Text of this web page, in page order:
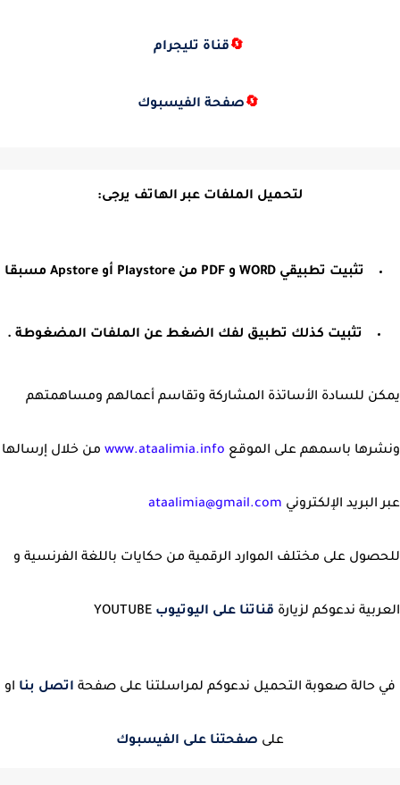
🔄قناة تليجرام
🔄صفحة الفيسبوك
لتحميل الملفات عبر الهاتف يرجى:
تثبيت تطبيقي WORD و PDF من Playstore أو Apstore مسبقا
تثبيت كذلك تطبيق لفك الضغط عن الملفات المضغوطة .
يمكن للسادة الأساتذة المشاركة وتقاسم أعمالهم ومساهمتهم
ونشرها باسمهم على الموقع www.ataalimia.info من خلال إرسالها
عبر البريد الإلكتروني ataalimia@gmail.com
للحصول على مختلف الموارد الرقمية من حكايات باللغة الفرنسية و
العربية ندعوكم لزيارة قناتنا على اليوتيوب
في حالة صعوبة التحميل ندعوكم لمراسلتنا على صفحة اتصل بنا او
على صفحتنا على الفيسبوك